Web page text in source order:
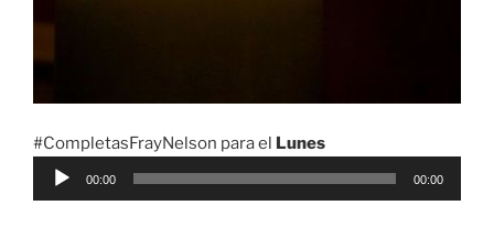
#CompletasFrayNelson para el Lunes
Reproductor
00:00 00:00